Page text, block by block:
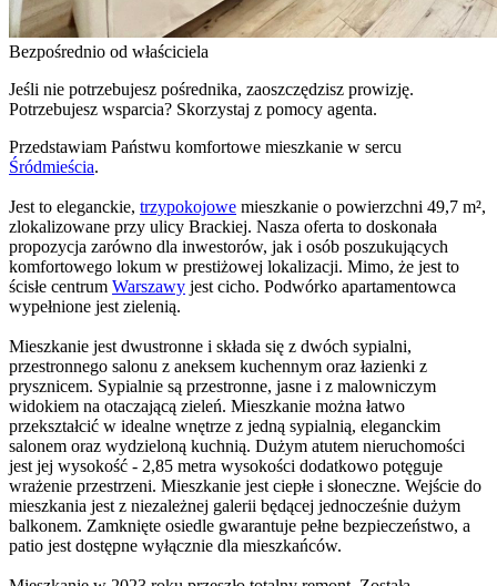
Bezpośrednio od właściciela
Jeśli nie potrzebujesz pośrednika, zaoszczędzisz prowizję.
Potrzebujesz wsparcia? Skorzystaj z pomocy agenta.
Przedstawiam Państwu komfortowe mieszkanie w sercu
Śródmieścia.
Jest to eleganckie, trzypokojowe mieszkanie o powierzchni 49,7 m²,
zlokalizowane przy ulicy Brackiej. Nasza oferta to doskonała
propozycja zarówno dla inwestorów, jak i osób poszukujących
komfortowego lokum w prestiżowej lokalizacji. Mimo, że jest to
ścisłe centrum Warszawy jest cicho. Podwórko apartamentowca
wypełnione jest zielenią.
Mieszkanie jest dwustronne i składa się z dwóch sypialni,
przestronnego salonu z aneksem kuchennym oraz łazienki z
prysznicem. Sypialnie są przestronne, jasne i z malowniczym
widokiem na otaczającą zieleń. Mieszkanie można łatwo
przekształcić w idealne wnętrze z jedną sypialnią, eleganckim
salonem oraz wydzieloną kuchnią. Dużym atutem nieruchomości
jest jej wysokość - 2,85 metra wysokości dodatkowo potęguje
wrażenie przestrzeni. Mieszkanie jest ciepłe i słoneczne. Wejście do
mieszkania jest z niezależnej galerii będącej jednocześnie dużym
balkonem. Zamknięte osiedle gwarantuje pełne bezpieczeństwo, a
patio jest dostępne wyłącznie dla mieszkańców.